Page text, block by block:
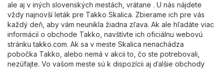
ale aj v iných slovenských mestách, vrátane . U nás nájdete
vždy najnovší leták pre Takko Skalica. Zbierame ich pre vás
každý deň, aby vám neunikla žiadna zľava. Ak ale hľadáte viac
informácií o obchode Takko, navštívte ich oficiálnu webovú
stránkutakko.com. Ak sa v meste Skalica nenachádza
pobočka Takko, alebo nemá v akcii to, čo ste potrebovali,
nezúfajte. Vo vašom meste sú k dispozícii aj ďalšie obchody